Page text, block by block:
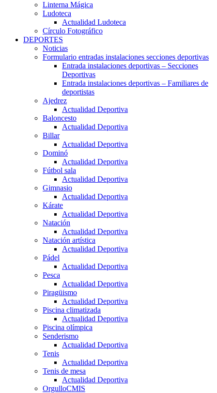
Linterna Mágica
Ludoteca
Actualidad Ludoteca
Círculo Fotográfico
DEPORTES
Noticias
Formulario entradas instalaciones secciones deportivas
Entrada instalaciones deportivas – Secciones
Deportivas
Entrada instalaciones deportivas – Familiares de
deportistas
Ajedrez
Actualidad Deportiva
Baloncesto
Actualidad Deportiva
Billar
Actualidad Deportiva
Dominó
Actualidad Deportiva
Fútbol sala
Actualidad Deportiva
Gimnasio
Actualidad Deportiva
Kárate
Actualidad Deportiva
Natación
Actualidad Deportiva
Natación artística
Actualidad Deportiva
Pádel
Actualidad Deportiva
Pesca
Actualidad Deportiva
Piragüismo
Actualidad Deportiva
Piscina climatizada
Actualidad Deportiva
Piscina olímpica
Senderismo
Actualidad Deportiva
Tenis
Actualidad Deportiva
Tenis de mesa
Actualidad Deportiva
OrgulloCMIS